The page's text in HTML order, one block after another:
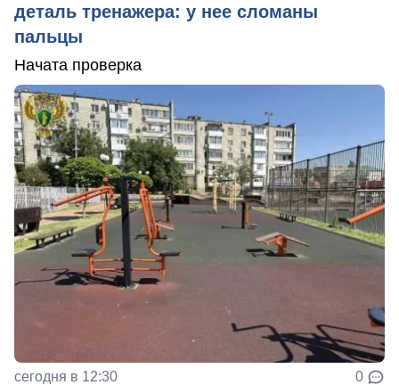
деталь тренажера: у нее сломаны
пальцы
Начата проверка
сегодня в 12:30 0